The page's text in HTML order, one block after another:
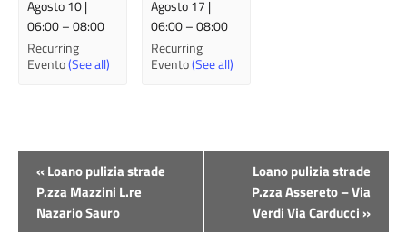
Agosto 10 |
06:00–08:00
Recurring
Evento(See all)
Agosto 17 |
06:00–08:00
Recurring
Evento(See all)
Evento
Navigazione
«Loano pulizia strade
P.zza Mazzini L.re
Nazario Sauro
Loano pulizia strade
P.zza Assereto – Via
Verdi Via Carducci»